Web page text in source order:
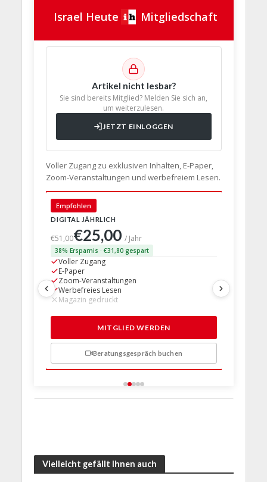
Israel Heute Mitgliedschaft
Artikel nicht lesbar?
Sie sind bereits Mitglied? Melden Sie sich an,
um weiterzulesen.
JETZT EINLOGGEN
Voller Zugang zu exklusiven Inhalten, E-Paper,
Zoom-Veranstaltungen und werbefreiem Lesen.
Empfohlen
DIGITAL JÄHRLICH
€51,00€25,00/ Jahr
38% Ersparnis · €31,80 gespart
Voller Zugang
E-Paper
Zoom-Veranstaltungen
Werbefreies Lesen
Magazin gedruckt
MITGLIED WERDEN
Beratungsgespräch buchen
Vielleicht gefällt Ihnen auch